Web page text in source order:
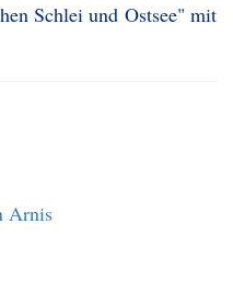
Schlei und Ostsee" mit
Arnis